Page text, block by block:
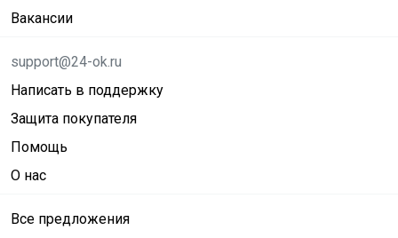
Вакансии
support@24-ok.ru
Написать в поддержку
Защита покупателя
Помощь
О нас
Все предложения